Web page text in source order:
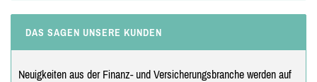
DAS SAGEN UNSERE KUNDEN
Neuigkeiten aus der Finanz- und Versicherungsbranche werden auf